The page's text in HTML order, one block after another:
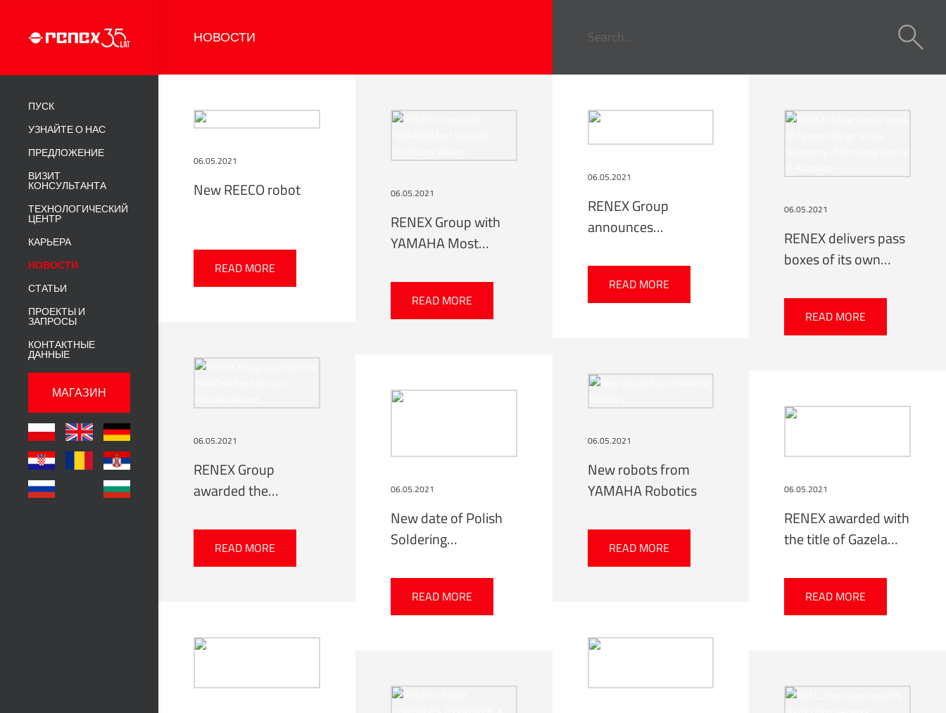
ПУСК
УЗНАЙТЕ О НАС
ПРЕДЛОЖЕНИЕ
ВИЗИТ
КОНСУЛЬТАНТА
ТЕХНОЛОГИЧЕСКИЙ
ЦЕНТР
КАРЬЕРА
НОВОСТИ
СТАТЬИ
ПРОЕКТЫ И
ЗАПРОСЫ
КОНТАКТНЫЕ
ДАННЫЕ
МАГАЗИН
НОВОСТИ
New REECO robot
06.05.2021
READ MORE
RENEX Group
awarded the
Service Provider
Award
06.05.2021
READ MORE
RENEX Group with
YAMAHA Most
Award
06.05.2021
READ MORE
New date of Polish
Soldering
RENEX Soldering
Championship
06.05.2021
READ MORE
RENEX Group
announces
trainees
06.05.2021
READ MORE
New robots from
YAMAHA Robotics
06.05.2021
READ MORE
RENEX delivers pass
boxes of its own
laboratory of
Oncology Centre in
06.05.2021
READ MORE
RENEX awarded with
the title of Gazela
second time
06.05.2021
READ MORE